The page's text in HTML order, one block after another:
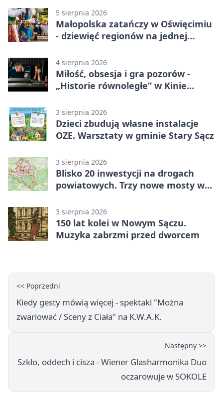
5 sierpnia 2026
Małopolska zatańczy w Oświęcimiu
- dziewięć regionów na jednej
4 sierpnia 2026
Miłość, obsesja i gra pozorów -
„Historie równoległe” w Kinie
3 sierpnia 2026
Dzieci zbudują własne instalacje
OZE. Warsztaty w gminie Stary Sącz
3 sierpnia 2026
Blisko 20 inwestycji na drogach
powiatowych. Trzy nowe mosty w
3 sierpnia 2026
150 lat kolei w Nowym Sączu.
Muzyka zabrzmi przed dworcem
<< Poprzedni
Kiedy gesty mówią więcej - spektakl "Można
zwariować / Sceny z Ciała" na K.W.A.K.
Następny >>
Szkło, oddech i cisza - Wiener Glasharmonika Duo
oczarowuje w SOKOLE